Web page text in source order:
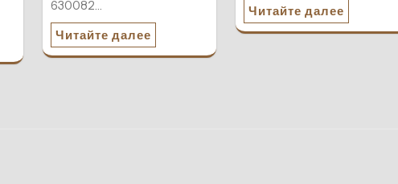
630082…
Читайте далее
Читайте далее